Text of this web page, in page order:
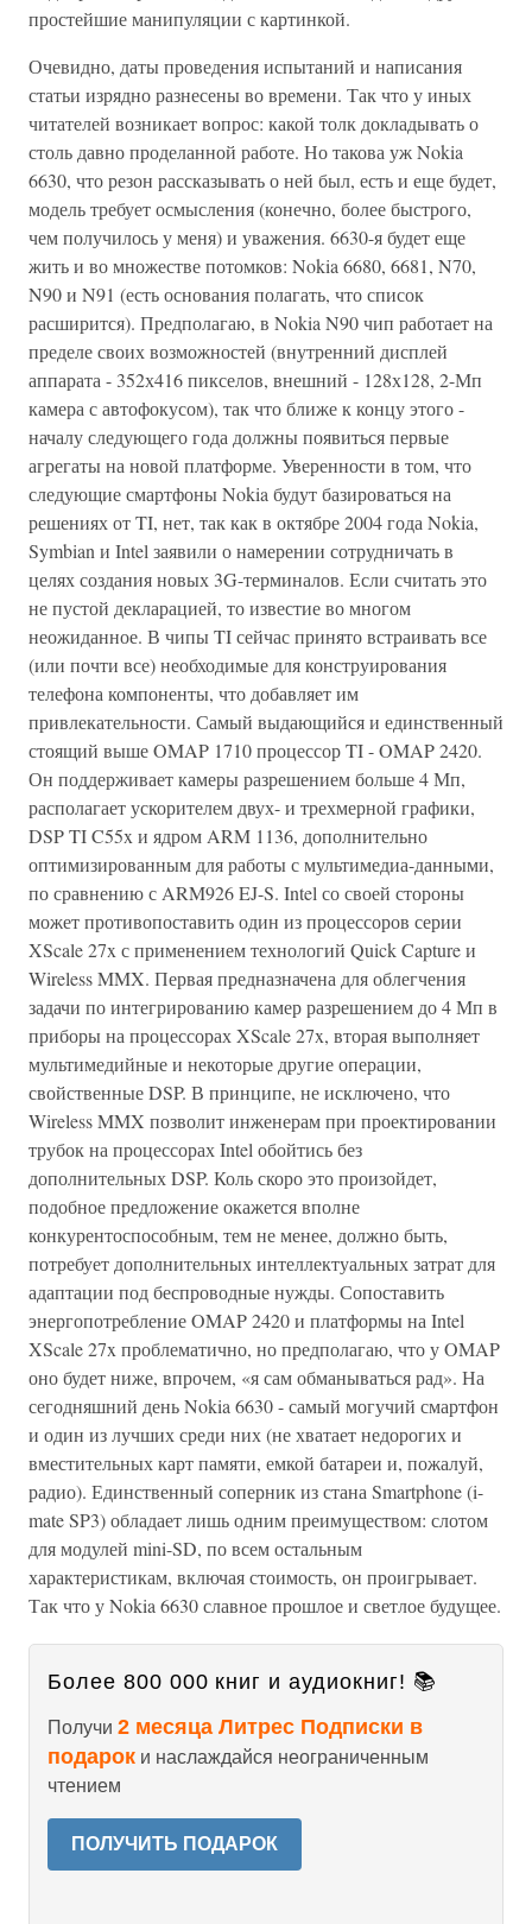
простейшие манипуляции с картинкой.
Очевидно, даты проведения испытаний и написания
статьи изрядно разнесены во времени. Так что у иных
читателей возникает вопрос: какой толк докладывать о
столь давно проделанной работе. Но такова уж Nokia
6630, что резон рассказывать о ней был, есть и еще будет,
модель требует осмысления (конечно, более быстрого,
чем получилось у меня) и уважения. 6630-я будет еще
жить и во множестве потомков: Nokia 6680, 6681, N70,
N90 и N91 (есть основания полагать, что список
расширится). Предполагаю, в Nokia N90 чип работает на
пределе своих возможностей (внутренний дисплей
аппарата - 352х416 пикселов, внешний - 128х128, 2-Мп
камера с автофокусом), так что ближе к концу этого -
началу следующего года должны появиться первые
агрегаты на новой платформе. Уверенности в том, что
следующие смартфоны Nokia будут базироваться на
решениях от TI, нет, так как в октябре 2004 года Nokia,
Symbian и Intel заявили о намерении сотрудничать в
целях создания новых 3G-терминалов. Если считать это
не пустой декларацией, то известие во многом
неожиданное. В чипы TI сейчас принято встраивать все
(или почти все) необходимые для конструирования
телефона компоненты, что добавляет им
привлекательности. Самый выдающийся и единственный
стоящий выше OMAP 1710 процессор TI - OMAP 2420.
Он поддерживает камеры разрешением больше 4 Мп,
располагает ускорителем двух- и трехмерной графики,
DSP TI C55x и ядром ARM 1136, дополнительно
оптимизированным для работы с мультимедиа-данными,
по сравнению с ARM926 EJ-S. Intel со своей стороны
может противопоставить один из процессоров серии
XScale 27x с применением технологий Quick Capture и
Wireless MMX. Первая предназначена для облегчения
задачи по интегрированию камер разрешением до 4 Мп в
приборы на процессорах XScale 27x, вторая выполняет
мультимедийные и некоторые другие операции,
свойственные DSP. В принципе, не исключено, что
Wireless MMX позволит инженерам при проектировании
трубок на процессорах Intel обойтись без
дополнительных DSP. Коль скоро это произойдет,
подобное предложение окажется вполне
конкурентоспособным, тем не менее, должно быть,
потребует дополнительных интеллектуальных затрат для
адаптации под беспроводные нужды. Сопоставить
энергопотребление OMAP 2420 и платформы на Intel
XScale 27x проблематично, но предполагаю, что у OMAP
оно будет ниже, впрочем, «я сам обманываться рад». На
сегодняшний день Nokia 6630 - самый могучий смартфон
и один из лучших среди них (не хватает недорогих и
вместительных карт памяти, емкой батареи и, пожалуй,
радио). Единственный соперник из стана Smartphone (i-
mate SP3) обладает лишь одним преимуществом: слотом
для модулей mini-SD, по всем остальным
характеристикам, включая стоимость, он проигрывает.
Так что у Nokia 6630 славное прошлое и светлое будущее.
Более 800 000 книг и аудиокниг! 📚
Получи 2 месяца Литрес Подписки в
подарок и наслаждайся неограниченным
чтением
ПОЛУЧИТЬ ПОДАРОК